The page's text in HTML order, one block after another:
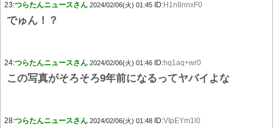
23:つらたんニュースさん 2024/02/06(火) 01:45 ID:H1n8nnxF0
でゅん！？
24:つらたんニュースさん 2024/02/06(火) 01:46 ID:hq1aq+wr0
この写真がそろそろ9年前になるってヤバイよな
28:つらたんニュースさん 2024/02/06(火) 01:48 ID:VIpEYm1l0